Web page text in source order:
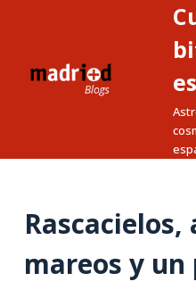
a
Rascacielos,
mareos y un